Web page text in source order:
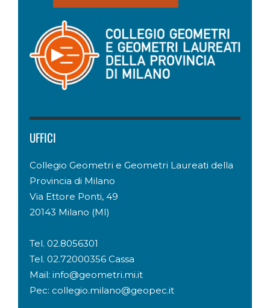
UFFICI
Collegio Geometri e Geometri Laureati della
Provincia di Milano
Via Ettore Ponti, 49
20143 Milano (MI)
Tel. 02.8056301
Tel. 02.72000356 Cassa
Mail: info@geometri.mi.it
Pec: collegio.milano@geopec.it